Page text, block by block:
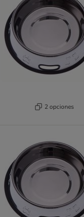
2 opciones